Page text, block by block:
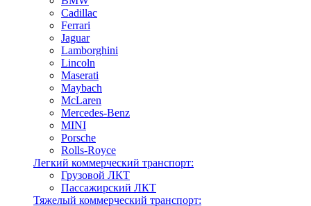
Cadillac
Ferrari
Jaguar
Lamborghini
Lincoln
Maserati
Maybach
McLaren
Mercedes-Benz
MINI
Porsche
Rolls-Royce
Легкий коммерческий транспорт:
Грузовой ЛКТ
Пассажирский ЛКТ
Тяжелый коммерческий транспорт: